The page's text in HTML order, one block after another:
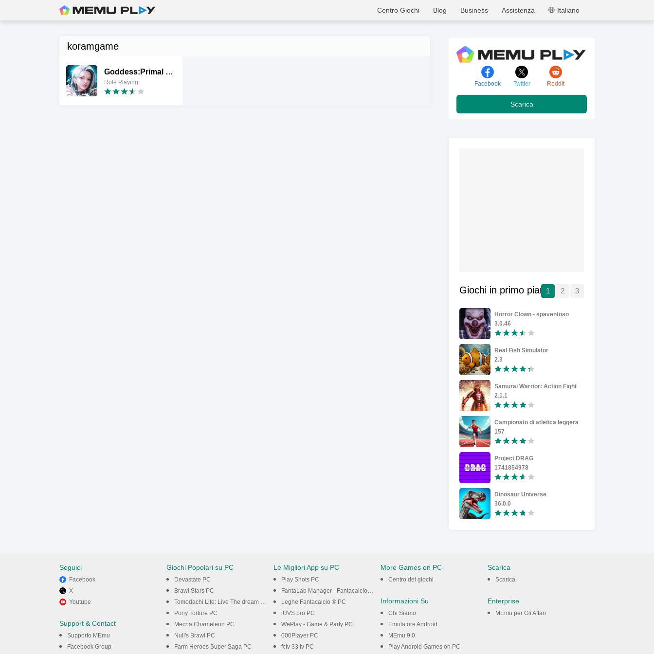
MEmu
Italiano
Assistenza
Business
Blog
Centro Giochi
koramgame
Goddess:Primal Chaos -Italiano 3D Action MMORPG
Role Playing Facebook Twitter Reddit
Scarica
Giochi in primo piano
1 2 3
Horror Clown - spaventoso
3.0.46
Real Fish Simulator
2.3
Samurai Warrior: Action Fight
2.1.1
Campionato di atletica leggera
157
Project DRAG
1741854978
Dinosaur Universe
36.0.0
Seguici
Facebook
X
Youtube
Support & Contact
Supporto MEmu
Facebook Group
Giochi Popolari su PC
Devastate PC
Brawl Stars PC
Tomodachi Life: Live The dream PC
Pony Torture PC
Mecha Chameleon PC
Null's Brawl PC
Farm Heroes Super Saga PC
Le Migliori App su PC
Play Shots PC
FantaLab Manager - Fantacalcio PC
Leghe Fantacalcio ® PC
iUVS pro PC
WePlay - Game & Party PC
000Player PC
fctv 33 tv PC
More Games on PC
Centro dei giochi
Informazioni Su
Chi Siamo
Emulatore Android
MEmu 9.0
Play Android Games on PC
Scarica
Scarica
Enterprise
MEmu per Gli Affari